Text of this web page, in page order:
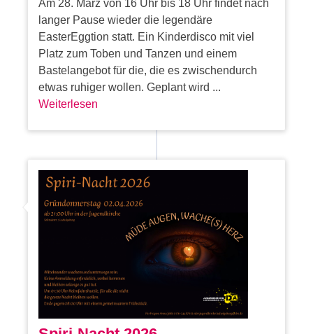
Am 28. März von 16 Uhr bis 18 Uhr findet nach
langer Pause wieder die legendäre
EasterEggtion statt. Ein Kinderdisco mit viel
Platz zum Toben und Tanzen und einem
Bastelangebot für die, die es zwischendurch
etwas ruhiger wollen. Geplant wird ...
Weiterlesen